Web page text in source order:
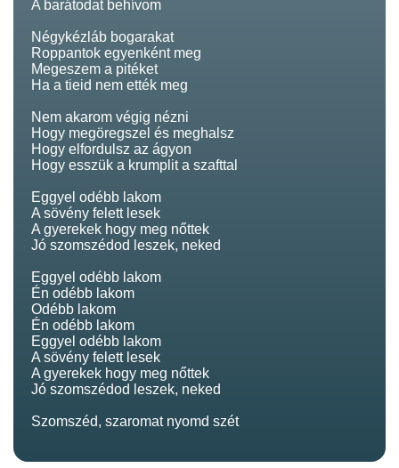
A barátodat behívom
Négykézláb bogarakat
Roppantok egyenként meg
Megeszem a pitéket
Ha a tieid nem ették meg
Nem akarom végig nézni
Hogy megöregszel és meghalsz
Hogy elfordulsz az ágyon
Hogy esszük a krumplit a szafttal
Eggyel odébb lakom
A sövény felett lesek
A gyerekek hogy meg nőttek
Jó szomszédod leszek, neked
Eggyel odébb lakom
Én odébb lakom
Odébb lakom
Én odébb lakom
Eggyel odébb lakom
A sövény felett lesek
A gyerekek hogy meg nőttek
Jó szomszédod leszek, neked
Szomszéd, szaromat nyomd szét